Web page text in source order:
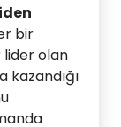
bir
olan
kazandığı